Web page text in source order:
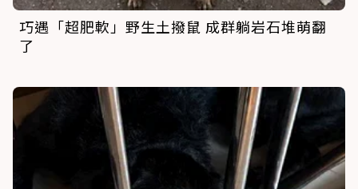
巧遇「超肥軟」野生土撥鼠 成群躺岩石堆萌翻
了